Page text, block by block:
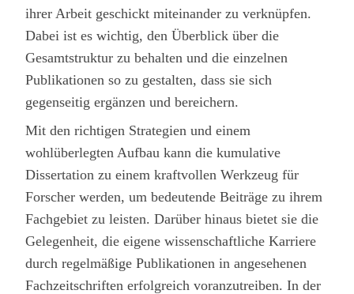
ihrer Arbeit geschickt miteinander zu verknüpfen.
Dabei ist es wichtig, den Überblick über die
Gesamtstruktur zu behalten und die einzelnen
Publikationen so zu gestalten, dass sie sich
gegenseitig ergänzen und bereichern.
Mit den richtigen Strategien und einem
wohlüberlegten Aufbau kann die kumulative
Dissertation zu einem kraftvollen Werkzeug für
Forscher werden, um bedeutende Beiträge zu ihrem
Fachgebiet zu leisten. Darüber hinaus bietet sie die
Gelegenheit, die eigene wissenschaftliche Karriere
durch regelmäßige Publikationen in angesehenen
Fachzeitschriften erfolgreich voranzutreiben. In der